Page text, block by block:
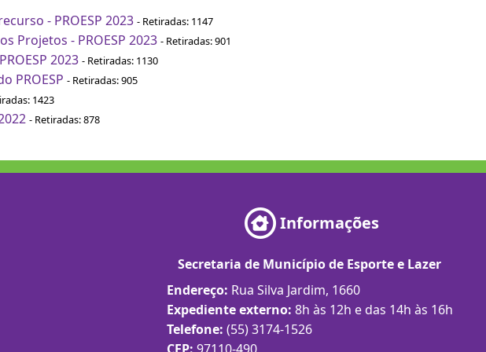
- PROESP 2023 - Retiradas: 1147
Projetos - PROESP 2023 - Retiradas: 901
2023 - Retiradas: 1130
PROESP - Retiradas: 905
1423
- Retiradas: 878
Informações
Secretaria de Município de Esporte e Lazer
Endereço: Rua Silva Jardim, 1660
Expediente externo: 8h às 12h e das 14h às 16h
Telefone: (55) 3174-1526